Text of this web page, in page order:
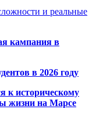
и реальные
кампания в
в 2026 году
к историческому
жизни на Марсе